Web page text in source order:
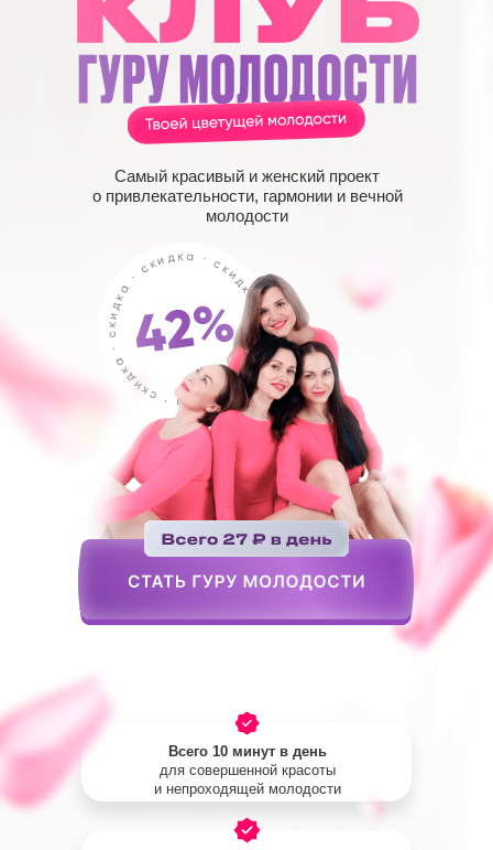
Всего 10 минут в день
для совершенной красоты
и непроходящей молодости
Самый красивый и женский проект
о привлекательности, гармонии и вечной
молодости